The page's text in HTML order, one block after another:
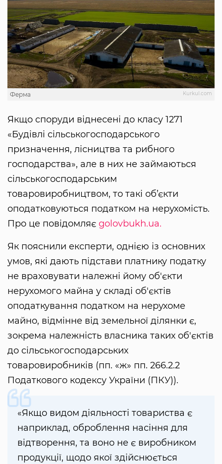
Kurkul.com
Ферма
Якщо споруди віднесені до класу 1271
«Будівлі сільськогосподарського
призначення, лісництва та рибного
господарства», але в них не займаються
сільськогосподарським
товаровиробництвом, то такі об’єкти
оподатковуються податком на нерухомість.
Про це повідомляє golovbukh.ua.
Як пояснили експерти, однією із основних
умов, які дають підстави платнику податку
не враховувати належні йому об'єкти
нерухомого майна у складі об'єктів
оподаткування податком на нерухоме
майно, відмінне від земельної ділянки є,
зокрема належність власника таких об'єктів
до сільськогосподарських
товаровиробників (пп. «ж» пп. 266.2.2
Податкового кодексу України (ПКУ)).
«Якщо видом діяльності товариства є
наприклад, оброблення насiння для
вiдтворення, та воно не є виробником
продукції, щодо якої здійснюється